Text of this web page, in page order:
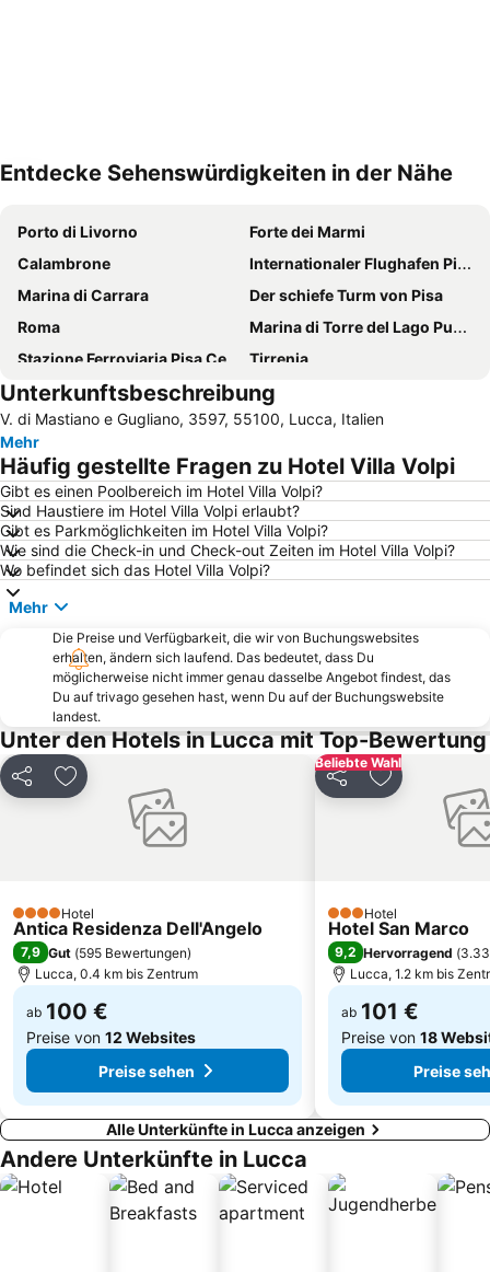
Entdecke Sehenswürdigkeiten in der Nähe
Porto di Livorno
Forte dei Marmi
Calambrone
Internationaler Flughafen Pisa
Marina di Carrara
Der schiefe Turm von Pisa
Roma
Marina di Torre del Lago Puccini
Stazione Ferroviaria Pisa Centrale
Tirrenia
Torre del Lago
Borgo di Tellaro
Lido di Camaiore
Die Stadtmauer von Lucca
Marina di Massa
Marina di Pisa
Pietrasanta
Altstadt
Marina Di Pisa
Calafuria
Marina Di Pisa
Spiaggia di Antignano
Spiaggia Fiascherino
Piazza San Martino
Venezia
Fibbialla
Viareggio Railway Station
Piazza dei Miracoli
Villa Puccini
Karneval in Viareggio
Lido Arlecchino
Borgo medievale di Montecatini Alto
Fiumaretta
Cerreto Laghi
Basílica di San Frediano
Archäologische Ausgrabung von Massaciuccoli Romana
La fortezza vecchia
Aquarium von Livorno
Borgo di Montemarcello
Capezzano Pianore
Unterkunftsbeschreibung
V. di Mastiano e Gugliano, 3597, 55100, Lucca, Italien
Mehr
Häufig gestellte Fragen zu Hotel Villa Volpi
Gibt es einen Poolbereich im Hotel Villa Volpi?
Sind Haustiere im Hotel Villa Volpi erlaubt?
Gibt es Parkmöglichkeiten im Hotel Villa Volpi?
Wie sind die Check-in und Check-out Zeiten im Hotel Villa Volpi?
Wo befindet sich das Hotel Villa Volpi?
Mehr
Die Preise und Verfügbarkeit, die wir von Buchungswebsites
erhalten, ändern sich laufend. Das bedeutet, dass Du
möglicherweise nicht immer genau dasselbe Angebot findest, das
Du auf trivago gesehen hast, wenn Du auf der Buchungswebsite
landest.
Unter den Hotels in Lucca mit Top-Bewertung
Teilen Zu Favoriten hinzufügen
4 SterneHotel
Antica Residenza Dell'Angelo
7,9 Gut (595 Bewertungen)
Lucca, 0.4 km bis Zentrum
ab 100 €
Preise von 12 Websites
Preise sehen
Beliebte Wahl
Teilen Zu Favoriten
3 Sterne
Hotel
Hotel San Marco
9,2 Hervorragend (
Lucca, 1.2 km bis
ab 101 €
Preise von 18
Preise
Alle Unterkünfte in Lucca anzeigen
Andere Unterkünfte in Lucca